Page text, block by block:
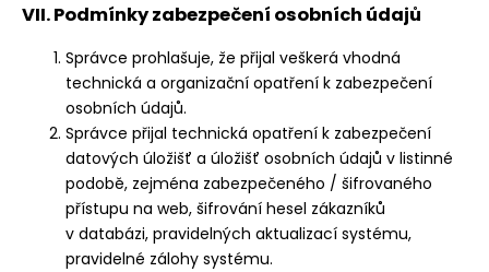
VII. Podmínky zabezpečení osobních údajů
Správce prohlašuje, že přijal veškerá vhodná
technická a organizační opatření k zabezpečení
osobních údajů.
Správce přijal technická opatření k zabezpečení
datových úložišť a úložišť osobních údajů v listinné
podobě, zejména zabezpečeného / šifrovaného
přístupu na web, šifrování hesel zákazníků
v databázi, pravidelných aktualizací systému,
pravidelné zálohy systému.